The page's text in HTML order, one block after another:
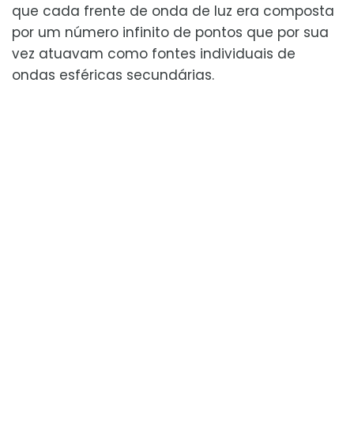
que cada frente de onda de luz era composta
por um número infinito de pontos que por sua
vez atuavam como fontes individuais de
ondas esféricas secundárias.